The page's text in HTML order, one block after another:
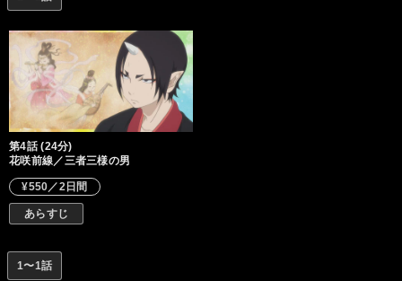
第4話 (24分)
花咲前線／三者三様の男
¥550／2日間
あらすじ
1〜1話